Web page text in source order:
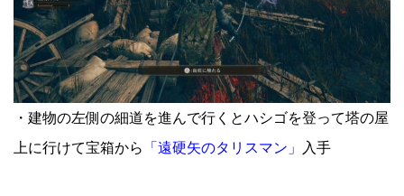
・建物の左側の細道を進んで行くとハシゴを登って塔の屋
上に行けて宝箱から
「遠硬矢のタリスマン」 入手